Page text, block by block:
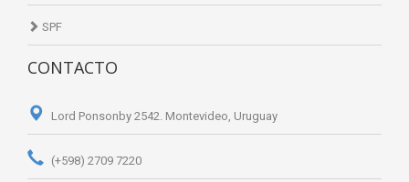
SPF
CONTACTO
Lord Ponsonby 2542. Montevideo, Uruguay
(+598) 2709 7220